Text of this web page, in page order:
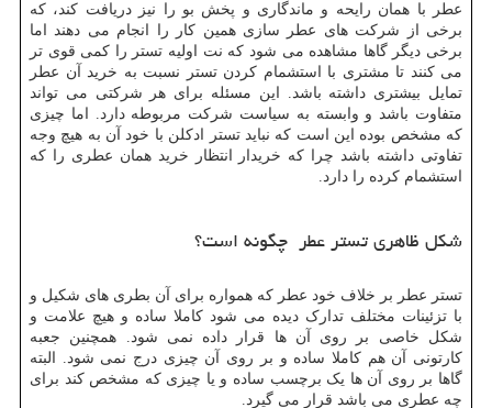
عطر با همان رایحه و ماندگاری و پخش بو را نیز دریافت کند، که
برخی از شرکت های عطر سازی همین کار را انجام می دهند اما
برخی دیگر گاها مشاهده می شود که نت اولیه تستر را کمی قوی تر
می کنند تا مشتری با استشمام کردن تستر نسبت به خرید آن عطر
تمایل بیشتری داشته باشد. این مسئله برای هر شرکتی می تواند
متفاوت باشد و وابسته به سیاست شرکت مربوطه دارد. اما چیزی
که مشخص بوده این است که نباید تستر ادکلن با خود آن به هیچ وجه
تفاوتی داشته باشد چرا که خریدار انتظار خرید همان عطری را که
استشمام کرده را دارد.
شکل ظاهری تستر عطر چگونه است؟
تستر عطر بر خلاف خود عطر که همواره برای آن بطری های شکیل و
با تزئینات مختلف تدارک دیده می شود کاملا ساده و هیچ علامت و
شکل خاصی بر روی آن ها قرار داده نمی شود. همچنین جعبه
کارتونی آن هم کاملا ساده و بر روی آن چیزی درج نمی شود. البته
گاها بر روی آن ها یک برچسب ساده و یا چیزی که مشخص کند برای
چه عطری می باشد قرار می گیرد.